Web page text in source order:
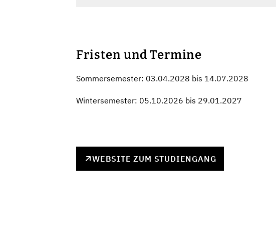
Fristen und Termine
Sommersemester: 03.04.2028 bis 14.07.2028
Wintersemester: 05.10.2026 bis 29.01.2027
WEBSITE ZUM STUDIENGANG